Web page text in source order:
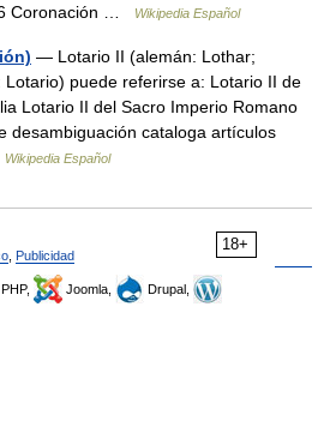
Coronación …
Wikipedia Español
— Lotario II (alemán: Lothar;
puede referirse a: Lotario II de
Lotario II del Sacro Imperio Romano
desambiguación cataloga artículos
Wikipedia Español
18+
Publicidad
Joomla,
Drupal,